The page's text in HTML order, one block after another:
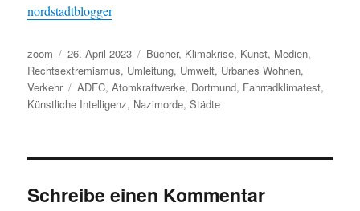
nordstadtblogger
Autor
zoom
Veröffentlicht
am
26. April 2023 Kategorien
Bücher, Klimakrise, Kunst, Medien,
Rechtsextremismus, Umleitung, Umwelt, Urbanes Wohnen,
Verkehr
Schlagwörter
ADFC,Atomkraftwerke, Dortmund, Fahrradklimatest,
Künstliche Intelligenz, Nazimorde,Städte
Schreibe einen Kommentar